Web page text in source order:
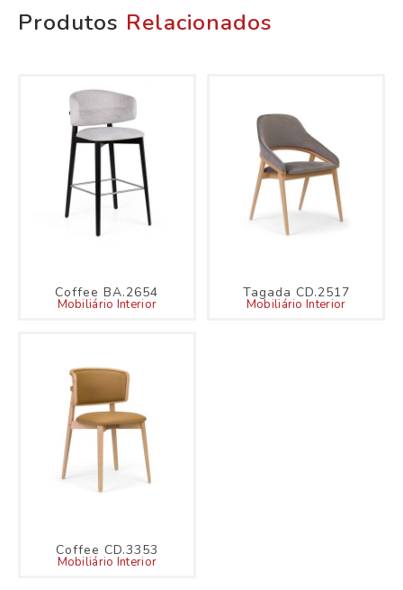
Produtos Relacionados
Coffee BA.2654
Mobiliário Interior
Tagada CD.2517
Mobiliário Interior
Coffee CD.3353
Mobiliário Interior